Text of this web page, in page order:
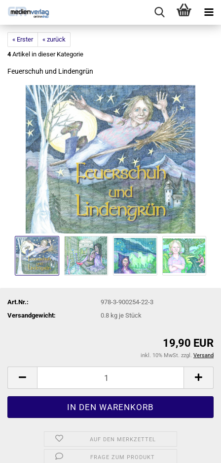
« Erster
« zurück
4Artikel in dieser Kategorie
Feu­er­schuh und Lin­den­grün
Art.Nr.:
978-3-900254-22-3
Versandgewicht:
0.8 kg je Stück
19,90 EUR
inkl. 10% MwSt. zzgl. Versand
AUF DEN MERKZETTEL
FRAGE ZUM PRODUKT